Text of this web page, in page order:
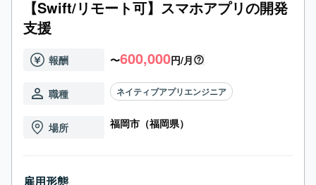
【Swift/リモート可】スマホアプリの開発
支援
報酬 〜600,000円/月
職種 ネイティブアプリエンジニア
場所 福岡市（福岡県）
雇用形態